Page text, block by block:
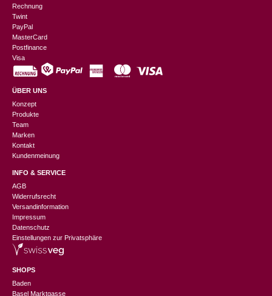
Rechnung
Twint
PayPal
MasterCard
Postfinance
Visa
ÜBER UNS
Konzept
Produkte
Team
Marken
Kontakt
Kundenmeinung
INFO & SERVICE
AGB
Widerrufsrecht
Versandinformation
Impressum
Datenschutz
Einstellungen zur Privatsphäre
SHOPS
Baden
Basel Marktgasse